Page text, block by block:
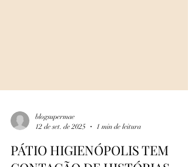
12 de set. de 2025
1 min de leitura